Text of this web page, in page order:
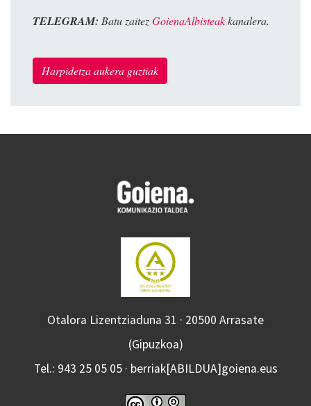
TELEGRAM: Batu zaitezGoienaAlbisteakkanalera.
Harpidetza aukera guztiak
Otalora Lizentziaduna 31 · 20500 Arrasate
(Gipuzkoa)
Tel.: 943 25 05 05 · berriak[ABILDUA]goiena.eus